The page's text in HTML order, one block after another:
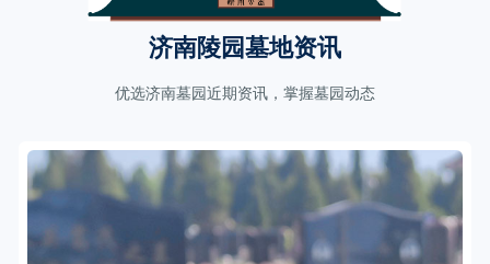
济南陵园墓地资讯
优选济南墓园近期资讯，掌握墓园动态